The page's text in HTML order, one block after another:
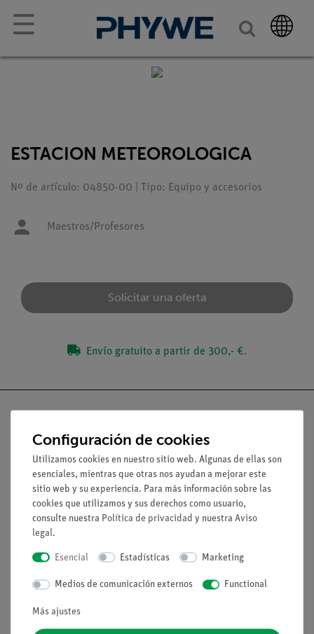
☰
ESTACION METEOROLOGICA
Nº de artículo: 04850-00 | Tipo: Equipo y accesorios
Maestros/Profesores
Solicitar una oferta
Envío gratuito a partir de 300,- €.
Nach oben
Aviso lega
Contacto
Condiciones comerciales generales
Pie de imprenta
Servicio
Configuración de cookies
Utilizamos cookies en nuestro sitio web. Algunas de ellas son
esenciales, mientras que otras nos ayudan a mejorar este
sitio web y su experiencia. Para más información sobre las
cookies que utilizamos y sus derechos como usuario,
consulte nuestra Política de privacidad y nuestra Aviso
legal.
Esencial Estadísticas Marketing
Medios de comunicación externos Functional
Más ajustes